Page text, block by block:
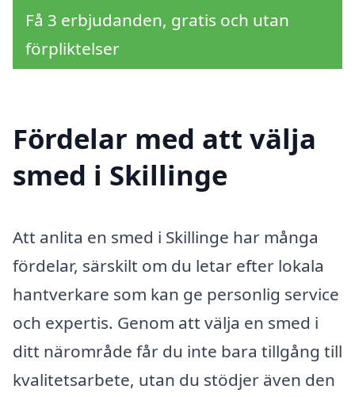
Få 3 erbjudanden, gratis och utan
förpliktelser
Fördelar med att välja
smed i Skillinge
Att anlita en smed i Skillinge har många
fördelar, särskilt om du letar efter lokala
hantverkare som kan ge personlig service
och expertis. Genom att välja en smed i
ditt närområde får du inte bara tillgång till
kvalitetsarbete, utan du stödjer även den